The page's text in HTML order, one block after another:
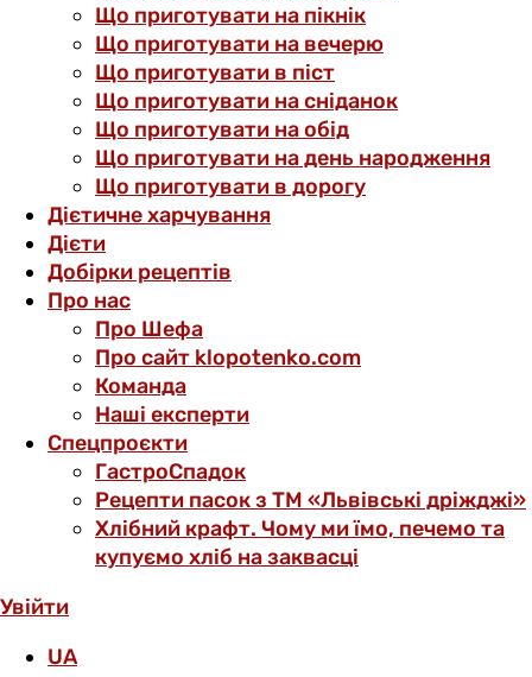
Що приготувати на пікнік
Що приготувати на вечерю
Що приготувати в піст
Що приготувати на сніданок
Що приготувати на обід
Що приготувати на день народження
Що приготувати в дорогу
Дієтичне харчування
Дієти
Добірки рецептів
Про нас
Про Шефа
Про сайт klopotenko.com
Команда
Наші експерти
Спецпроєкти
ГастроСпадок
Рецепти пасок з ТМ «Львівські дріжджі»
Хлібний крафт. Чому ми їмо, печемо та
купуємо хліб на заквасці
Увійти
UA